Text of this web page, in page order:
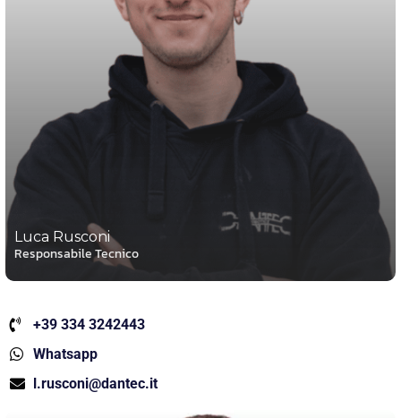
Luca Rusconi
Responsabile Tecnico
+39 334 3242443
Whatsapp
l.rusconi@dantec.it